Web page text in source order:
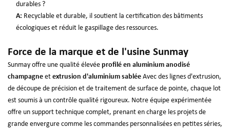
durables ?
A: Recyclable et durable, il soutient la certification des bâtiments
écologiques et réduit le gaspillage des ressources.
Force de la marque et de l'usine Sunmay
Sunmay offre une qualité élevée profilé en aluminium anodisé
champagne et extrusion d'aluminium sablée Avec des lignes d'extrusion,
de découpe de précision et de traitement de surface de pointe, chaque lot
est soumis à un contrôle qualité rigoureux. Notre équipe expérimentée
offre un support technique complet, prenant en charge les projets de
grande envergure comme les commandes personnalisées en petites séries,